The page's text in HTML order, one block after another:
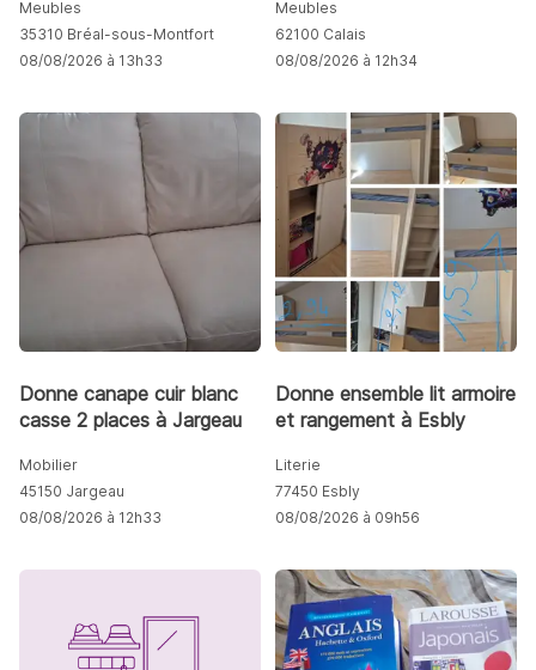
Meubles
35310 Bréal-sous-Montfort
08/08/2026 à 13h33
Meubles
62100 Calais
08/08/2026 à 12h34
Donne canape cuir blanc
casse 2 places à Jargeau
Mobilier
45150 Jargeau
08/08/2026 à 12h33
Donne ensemble lit armoire
et rangement à Esbly
Literie
77450 Esbly
08/08/2026 à 09h56